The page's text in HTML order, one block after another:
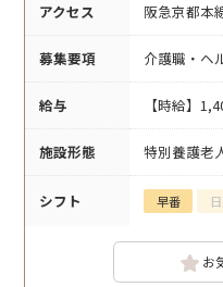
アクセス 阪急京都本
募集要項 介護職・ヘ
給与 【時給】
施設形態 特別養護老
シフト 早番
お